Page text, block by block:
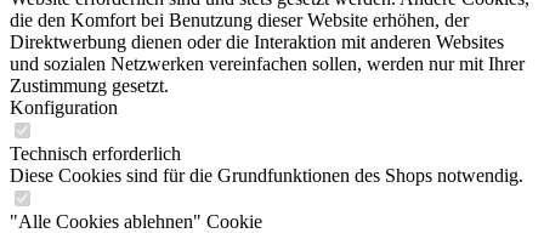
die den Komfort bei Benutzung dieser Website erhöhen, der
Direktwerbung dienen oder die Interaktion mit anderen Websites
und sozialen Netzwerken vereinfachen sollen, werden nur mit Ihrer
Zustimmung gesetzt.
Konfiguration
Technisch erforderlich
Diese Cookies sind für die Grundfunktionen des Shops notwendig.
"Alle Cookies ablehnen" Cookie